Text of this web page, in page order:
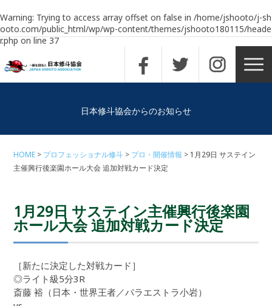
Warning: Trying to access array offset on false in /home/jshooto/j-sh
ooto.com/public_html/wp/wp-content/themes/jshooto180115/heade
r.phpon line37
日本修斗協会からのお知らせ
HOME プロフェッショナル修斗 プロ・開催情報
1月29日 サステイン
主催興行後楽園ホール大会 追加対戦カード決定
1月29日 サステイン主催興行後楽園
ホール大会 追加対戦カード決定
［新たに決定した対戦カード］
◎ライト級5分3R
斎藤 裕（日本・世界王者／パラエストラ小岩）